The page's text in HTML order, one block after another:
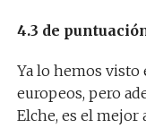
4.3 de
Ya lo hemos
europeos, pero
Elche, es el mejor